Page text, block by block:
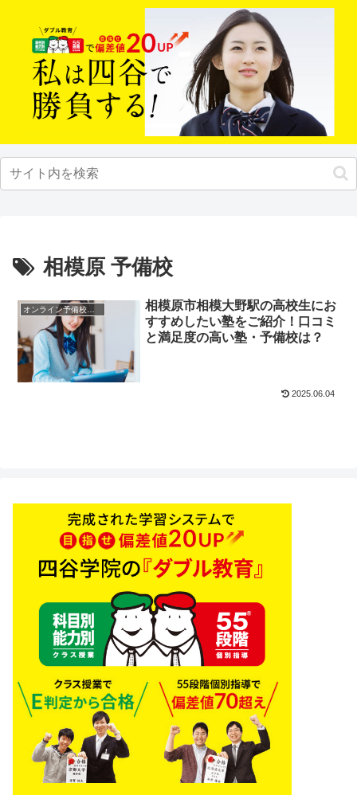
相模原 予備校
オンライン予備校・塾の活用法
相模原市相模大野駅の高校生にお
すすめしたい塾をご紹介！口コミ
と満足度の高い塾・予備校は？
2025.06.04